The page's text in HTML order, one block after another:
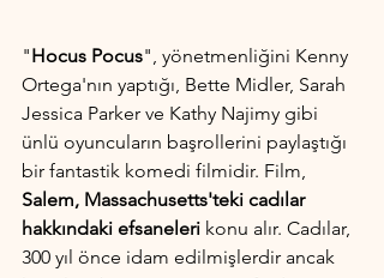
"Hocus Pocus", yönetmenliğini Kenny
Ortega'nın yaptığı, Bette Midler, Sarah
Jessica Parker ve Kathy Najimy gibi
ünlü oyuncuların başrollerini paylaştığı
bir fantastik komedi filmidir. Film,
Salem, Massachusetts'teki cadılar
hakkındaki efsaneleri konu alır. Cadılar,
300 yıl önce idam edilmişlerdir ancak